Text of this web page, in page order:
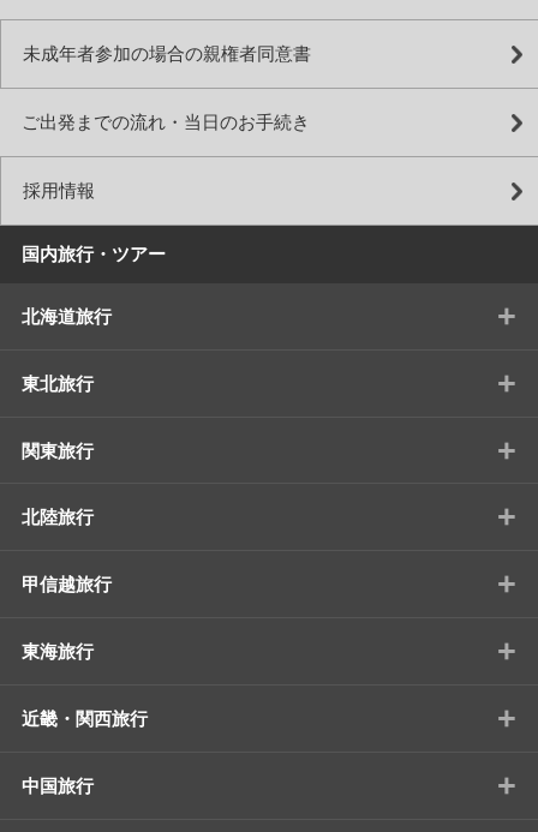
未成年者参加の場合の親権者同意書
ご出発までの流れ・当日のお手続き
採用情報
国内旅行・ツアー
北海道旅行 +
東北旅行 +
関東旅行 +
北陸旅行 +
甲信越旅行 +
東海旅行 +
近畿・関西旅行 +
中国旅行 +